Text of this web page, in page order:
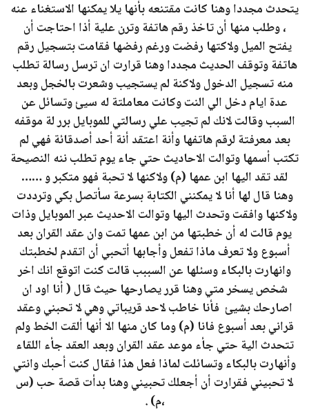
يتحدث مجددا وهنا كانت مقتنعه بأنها يلا يمكنها الاستغناء عنه
، وطلب منها أن تاخذ رقم هاتفة وترن علية أذا احتاجت أن
يفتح الميل ولاكتها رفضت ورغم رفضها فقامت بتسجيل رقم
هاتفة وتوقف الحديث مجددا وهنا قرارت ان ترسل رسالة تطلب
منه تسجيل الدخول ولاكنة لم يستجيب وشعرت بالخجل وبعد
عدة ايام دخل الي النت وكانت معاملتة له سيئ وتسائل عن
السبب وقالت لانك لم تجيب علي رسالتي للموبايل برر لة موقفه
بعد معرفتة لرقم هاتفها وأنة اعتقد أنة أحد أصدقائة فهي لم
تكتب أسمها وتوالت الاحاديث حتي جاء يوم تطلب ننه النصيحة
لقد تقد اليها ابن عمها (م) ولاكنها لا تحبة فهو متكبر و ……
وهنا قال لها أنا لا يمكنني الكتابة بسرعة سأتصل بكي وترددت
ولاكنها وافقت وتحدث اليها وتوالت الاحديث عبر الموبايل وذات
يوم قالت له أن خطبتها من ابن عمها تمت وان عقد القران بعد
أسبوع ولا تعرف ماذا تفعل وأجابها أتحبي أن اتقدم لخطبتك
وانهارت بالبكاء وسئلها عن السببب قالت كنت اتوقع انك اخر
شخص يسخر متي وهنا قرر يصارحها حيث قال ( أنا اود ان
اصارحك بشيئ فأنا خاطب لاحد قريباتي وهي لا تحبني وعقد
قراني بعد أسبوع فانا (م) وما كان منها الا أنها ألقت الخط ولم
تتحدث الية حتي جأء موعد عقد القران وبعد العقد جأء اللقاء
وأنهارت بالبكاء وتسائلت لماذا فعل هذا فقال كنت أحبك وانتي
لا تحبيني فقرارت أن أجعلك تحبيني وهنا بدأت قصة حب (س
،م) .